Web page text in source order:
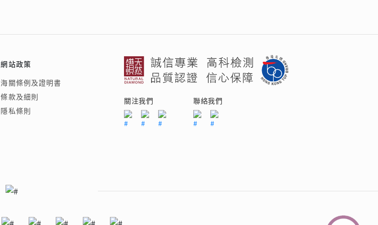
網站政策
海關條例及證明書
條款及細則
隱私條則
關注我們 聯絡我們